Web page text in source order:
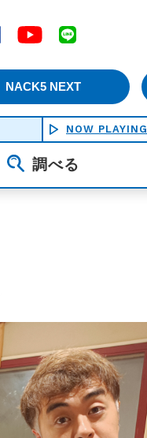
Facebook YouTube
NACK5 NEXT
NOW PLAYING
調べる